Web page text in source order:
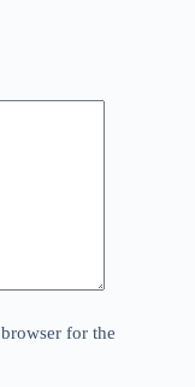
for the